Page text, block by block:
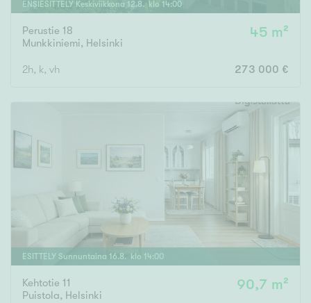
ENSIESITTELY Keskiviikkona 12.8. klo 14:00
Perustie 18
Munkkiniemi, Helsinki
45 m²
2h, k, vh 273 000 €
ESITTELY Sunnuntaina 16.8. klo 14:00
Kehtotie 11
Puistola, Helsinki
90,7 m²